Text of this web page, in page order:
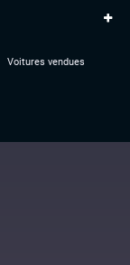
Voitures vendues